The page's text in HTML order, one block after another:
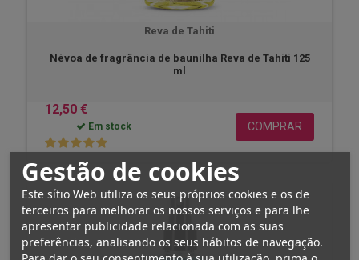
Gestão de cookies
Este sítio Web utiliza os seus próprios cookies e os de
terceiros para melhorar os nossos serviços e para lhe
apresentar publicidade relacionada com as suas
preferências, analisando os seus hábitos de navegação.
Reva de Tahiti
Névoa de fragrância de baunilha Reva de Tahiti 125
ml
12,50 €
Em stock COMPRAR